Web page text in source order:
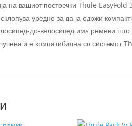
на вашиот постоечки Thule
уредно за да ја одржи
до-велосипед има ремени што
и е компатибилна со системот